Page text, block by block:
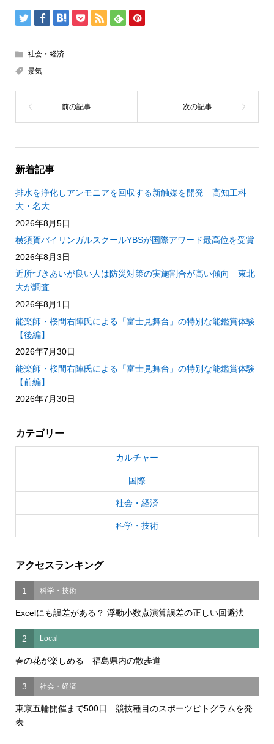
社会・経済
景気
新着記事
排水を浄化しアンモニアを回収する新触媒を開発 高知工科
大・名大
2026年8月5日
横須賀バイリンガルスクールYBSが国際アワード最高位を受賞
2026年8月3日
近所づきあいが良い人は防災対策の実施割合が高い傾向 東北
大が調査
2026年8月1日
能楽師・桜間右陣氏による「富士見舞台」の特別な能鑑賞体験
【後編】
2026年7月30日
能楽師・桜間右陣氏による「富士見舞台」の特別な能鑑賞体験
【前編】
2026年7月30日
カテゴリー
カルチャー
国際
社会・経済
科学・技術
アクセスランキング
1 科学・技術
Excelにも誤差がある？ 浮動小数点演算誤差の正しい回避法
2 Local
春の花が楽しめる 福島県内の散歩道
3 社会・経済
東京五輪開催まで500日 競技種目のスポーツピトグラムを発
表